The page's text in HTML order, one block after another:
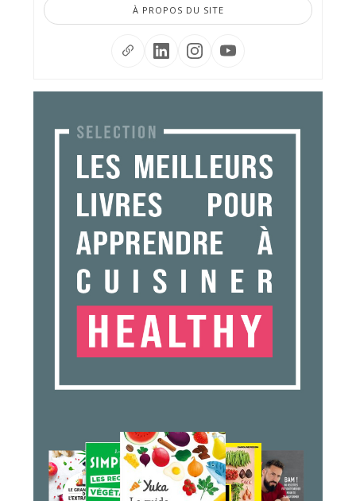
À PROPOS DU SITE